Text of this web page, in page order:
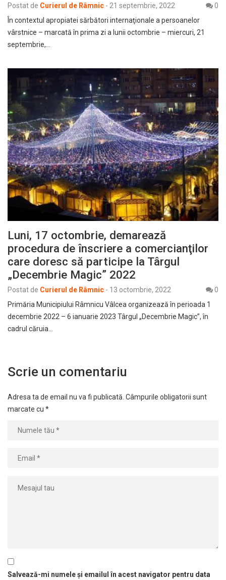
Postat de Curierul de Râmnic - 21 septembrie, 2022
0
În contextul apropiatei sărbători internaţionale a persoanelor
vârstnice – marcată în prima zi a lunii octombrie – miercuri, 21
septembrie,…
Luni, 17 octombrie, demarează
procedura de înscriere a comercianţilor
care doresc să participe la Târgul
„Decembrie Magic” 2022
Postat de Curierul de Râmnic - 13 octombrie, 2022
0
Primăria Municipiului Râmnicu Vâlcea organizează în perioada 1
decembrie 2022 – 6 ianuarie 2023 Târgul „Decembrie Magic”, în
cadrul căruia…
Scrie un comentariu
Adresa ta de email nu va fi publicată. Câmpurile obligatorii sunt
marcate cu *
Salvează-mi numele și emailul în acest navigator pentru data